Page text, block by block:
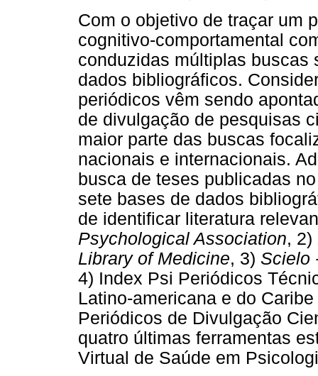
Com o objetivo de traçar um
cognitivo-comportamental
conduzidas múltiplas buscas
dados bibliográficos.
periódicos vêm sendo
de divulgação de pesquisas
maior parte das buscas
nacionais e internacionais.
busca de teses publicadas
sete bases de dados
de identificar literatura
Psychological Association, 2)
Library of Medicine, 3) Scielo
4) Index Psi Periódicos
Latino-americana e do
Periódicos de Divulgação
quatro últimas ferramentas
Virtual de Saúde em